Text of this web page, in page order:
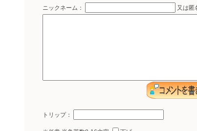
ニックネーム： 又は匿
トリップ：